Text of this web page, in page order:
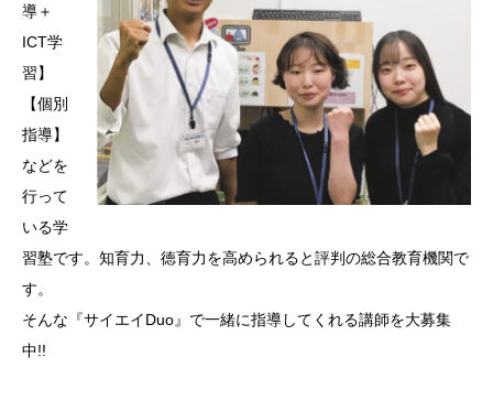
導＋
ICT学
習】
【個別
指導】
などを
行って
いる学
習塾です。知育力、徳育力を高められると評判の総合教育機関で
す。
そんな『サイエイDuo』で一緒に指導してくれる講師を大募集
中!!